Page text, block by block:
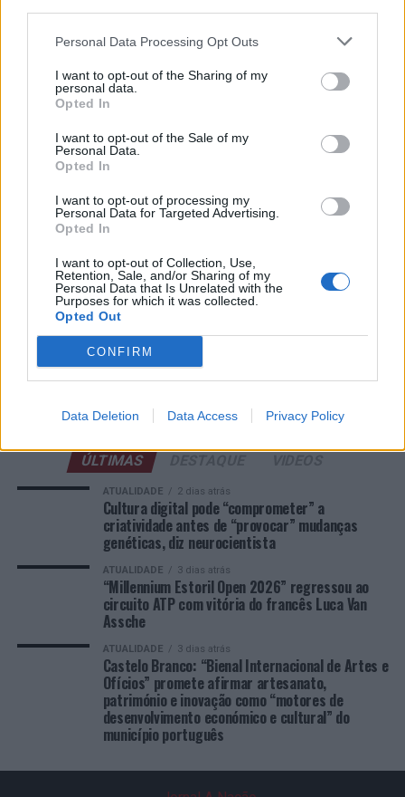
Personal Data Processing Opt Outs
I want to opt-out of the Sharing of my
personal data.
Opted In
I want to opt-out of the Sale of my
Personal Data.
Opted In
I want to opt-out of processing my
Personal Data for Targeted Advertising.
Opted In
I want to opt-out of Collection, Use,
Retention, Sale, and/or Sharing of my
Personal Data that Is Unrelated with the
Purposes for which it was collected.
Opted Out
CONFIRM
Data Deletion Data Access Privacy Policy
de “provocar” mudanças genéticas, diz neurocientista
com vitória do francês Luca Van Assche
promete afirmar artesanato, património e inovação como
“motores de desenvolvimento económico e cultural” do
município português
Covilhã: Especialista aponta investimento estrangeiro e
valorização imobiliária como motores do crescimento da
Beira Interior
Rio de Janeiro: Governo do Estado propõe parceria com a
FUNCEX para “reforçar inteligência sobre comércio
exterior”
ÚLTIMAS
ATUALIDADE 2 dias atrás
Cultura digital pode “comprometer” a
criatividade antes de “provocar” mudanças
genéticas, diz neurocientista
ATUALIDADE 3 dias atrás
“Millennium Estoril Open 2026” regressou ao
circuito ATP com vitória do francês Luca Van
Assche
ATUALIDADE 3 dias atrás
Castelo Branco: “Bienal Internacional de Artes e
Ofícios” promete afirmar artesanato,
património e inovação como “motores de
desenvolvimento económico e cultural” do
município português